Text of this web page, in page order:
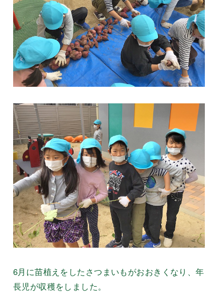
6月に苗植えをしたさつまいもがおおきくなり、年
長児が収穫をしました。